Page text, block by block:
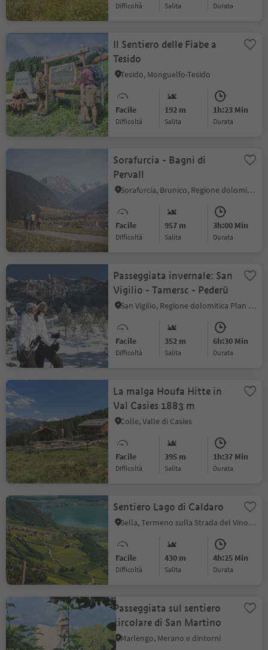
Difficoltà Salita durata
Il Sentiero delle Fiabe a
Tesido
Tesido, Monguelfo-Tesido
Facile
Difficoltà
192 m
Salita
1h:23 Min
durata
Sorafurcia - Bagni di
Pervall
Sorafurcia, Brunico, Regione dolomitica Plan de Corones
Facile
Difficoltà
957 m
Salita
3h:00 Min
durata
Passeggiata invernale: San
Vigilio - Tamersc - Pederü
San Vigilio, Regione dolomitica Plan de Corones
Facile
Difficoltà
352 m
Salita
6h:30 Min
durata
La malga Houfa Hitte in
Val Casies 1883 m
Colle, Valle di Casies
Facile
Difficoltà
395 m
Salita
1h:37 Min
durata
Sentiero Lago di Caldaro
Sella, Termeno sulla Strada del Vino, Strada del Vino
Facile
Difficoltà
430 m
Salita
4h:25 Min
durata
Passeggiata sul sentiero
circolare di San Martino
Marlengo, Merano e dintorni